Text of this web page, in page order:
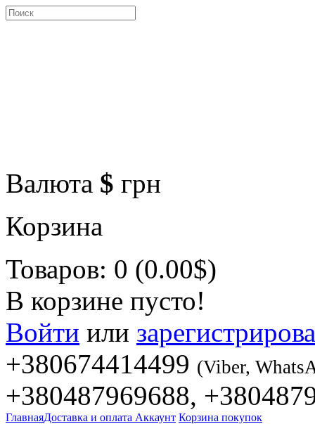
Валюта $ грн
Корзина
Товаров: 0 (0.00$)
В корзине пусто!
Войти или
+380674414499 (Viber,
+380487969688,
ГлавнаяДоставка и оплата Аккаунт Корзина покупок